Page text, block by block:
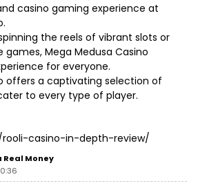
casino gaming experience at
the reels of vibrant slots or
Mega Medusa Casino
for everyone.
offers a captivating selection of
to every type of player.
casino-in-depth-review/
Real Money